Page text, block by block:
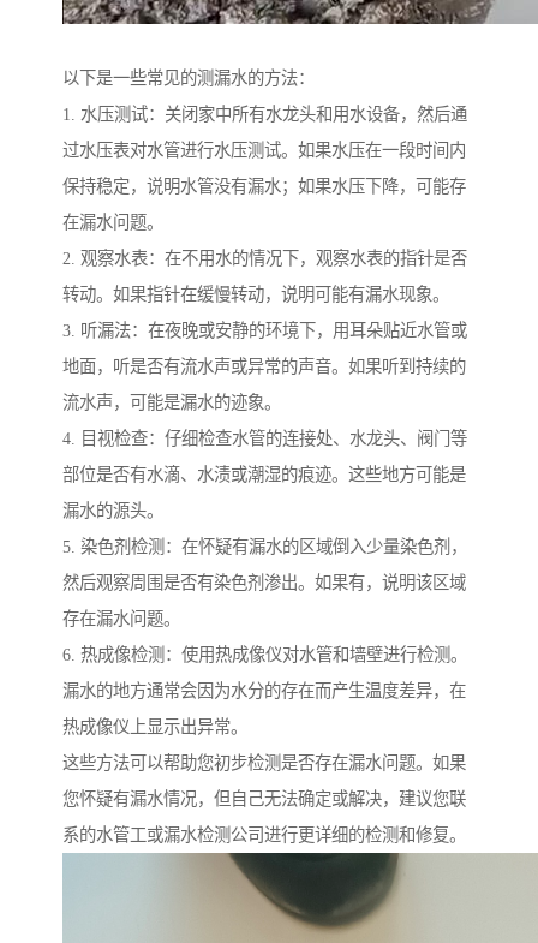
以下是一些常见的测漏水的方法：
1. 水压测试：关闭家中所有水龙头和用水设备，然后通
过水压表对水管进行水压测试。如果水压在一段时间内
保持稳定，说明水管没有漏水；如果水压下降，可能存
在漏水问题。
2. 观察水表：在不用水的情况下，观察水表的指针是否
转动。如果指针在缓慢转动，说明可能有漏水现象。
3. 听漏法：在夜晚或安静的环境下，用耳朵贴近水管或
地面，听是否有流水声或异常的声音。如果听到持续的
流水声，可能是漏水的迹象。
4. 目视检查：仔细检查水管的连接处、水龙头、阀门等
部位是否有水滴、水渍或潮湿的痕迹。这些地方可能是
漏水的源头。
5. 染色剂检测：在怀疑有漏水的区域倒入少量染色剂，
然后观察周围是否有染色剂渗出。如果有，说明该区域
存在漏水问题。
6. 热成像检测：使用热成像仪对水管和墙壁进行检测。
漏水的地方通常会因为水分的存在而产生温度差异，在
热成像仪上显示出异常。
这些方法可以帮助您初步检测是否存在漏水问题。如果
您怀疑有漏水情况，但自己无法确定或解决，建议您联
系的水管工或漏水检测公司进行更详细的检测和修复。